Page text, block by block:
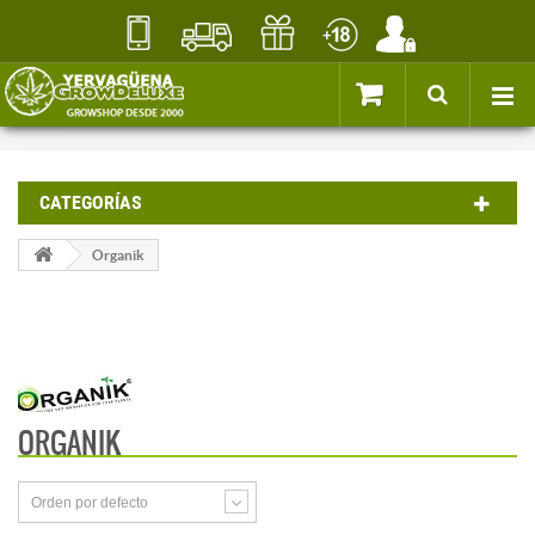
CATEGORÍAS
Organik
ORGANIK
Orden por defecto